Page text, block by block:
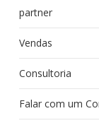
partner
Vendas
Consultoria
Falar com um